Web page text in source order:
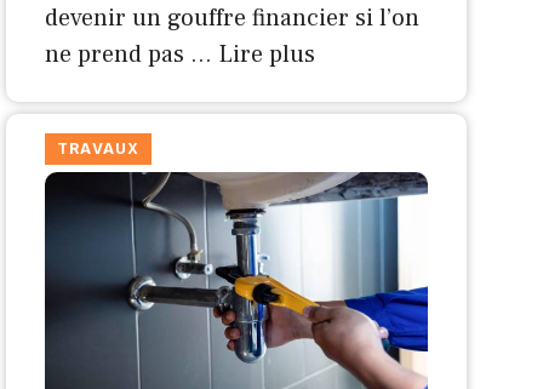
devenir un gouffre financier si l’on
ne prend pas … Lire plus
TRAVAUX